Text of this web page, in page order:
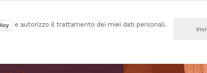
e autorizzo il trattamento dei miei dati personali.